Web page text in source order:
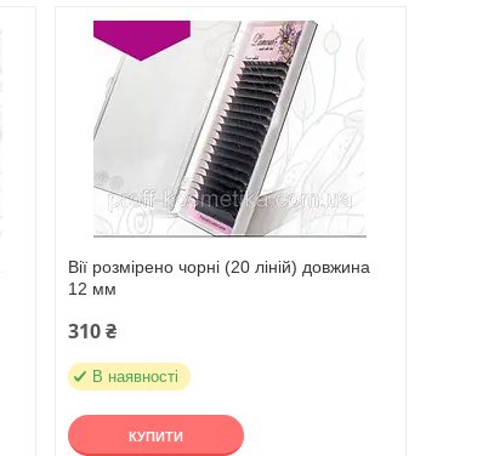
Вії розмірено чорні (20 ліній) довжина
12 мм
310 ₴
В наявності
КУПИТИ